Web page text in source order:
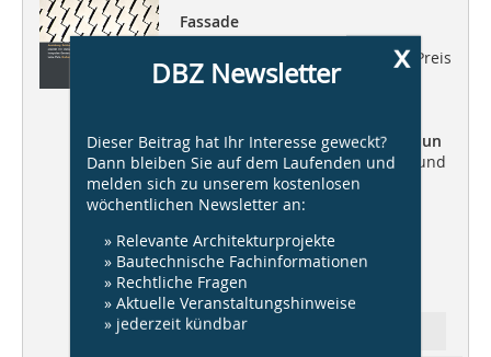
Fassade
Auslobung Balthasar Neumann Preis
2016 +++DBZ Heftpate Gerhard
begegnen” +++Dirk Henning Braun
über integrales Denken, Lehren und
Bauen +++ NEW Blauhaus,
kadawittfeldarchitektur
Kleine-Kraneburg+++
Vorhangfassadentechnik+++
Energie Spezial
x
DBZ Newsletter
Dieser Beitrag hat Ihr Interesse geweckt?
Dann bleiben Sie auf dem Laufenden und
melden sich zu unserem kostenlosen
wöchentlichen Newsletter an:
» Relevante Architekturprojekte
» Bautechnische Fachinformationen
» Rechtliche Fragen
» Aktuelle Veranstaltungshinweise
» jederzeit kündbar